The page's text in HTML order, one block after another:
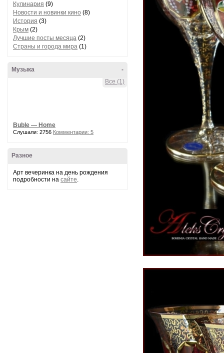
Кулинария (9)
Новости и новинки кино (8)
История (3)
Крым (2)
Лучшие посты месяца (2)
Страны и города мира (1)
-
Музыка
Все (1)
Buble — Home
Слушали: 2756 Комментарии: 5
Разное
Арт вечеринка на день рождения
подробности на сайте.